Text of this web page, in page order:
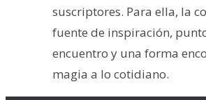
suscriptores. Para ella, la
fuente de inspiración,
encuentro y una forma
magia a lo cotidiano.